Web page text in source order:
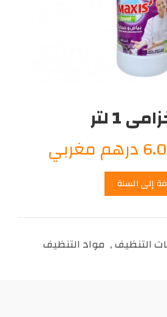
لتر
درهم مغربي
درهم
إلى السلة
التنظيف, مواد التنظيف